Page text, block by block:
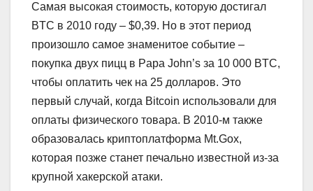
Самая высокая стоимость, которую достигал
BTC в 2010 году – $0,39. Но в этот период
произошло самое знаменитое событие –
покупка двух пицц в Papa John’s за 10 000 BTC,
чтобы оплатить чек на 25 долларов. Это
первый случай, когда Bitcoin использовали для
оплаты физического товара. В 2010-м также
образовалась криптоплатформа Mt.Gox,
которая позже станет печально известной из-за
крупной хакерской атаки.